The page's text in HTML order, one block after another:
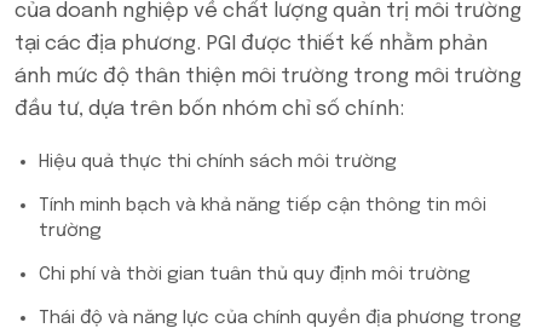
của doanh nghiệp về chất lượng quản trị môi trường
tại các địa phương. PGI được thiết kế nhằm phản
ánh mức độ thân thiện môi trường trong môi trường
đầu tư, dựa trên bốn nhóm chỉ số chính:
Hiệu quả thực thi chính sách môi trường
Tính minh bạch và khả năng tiếp cận thông tin môi
trường
Chi phí và thời gian tuân thủ quy định môi trường
Thái độ và năng lực của chính quyền địa phương trong